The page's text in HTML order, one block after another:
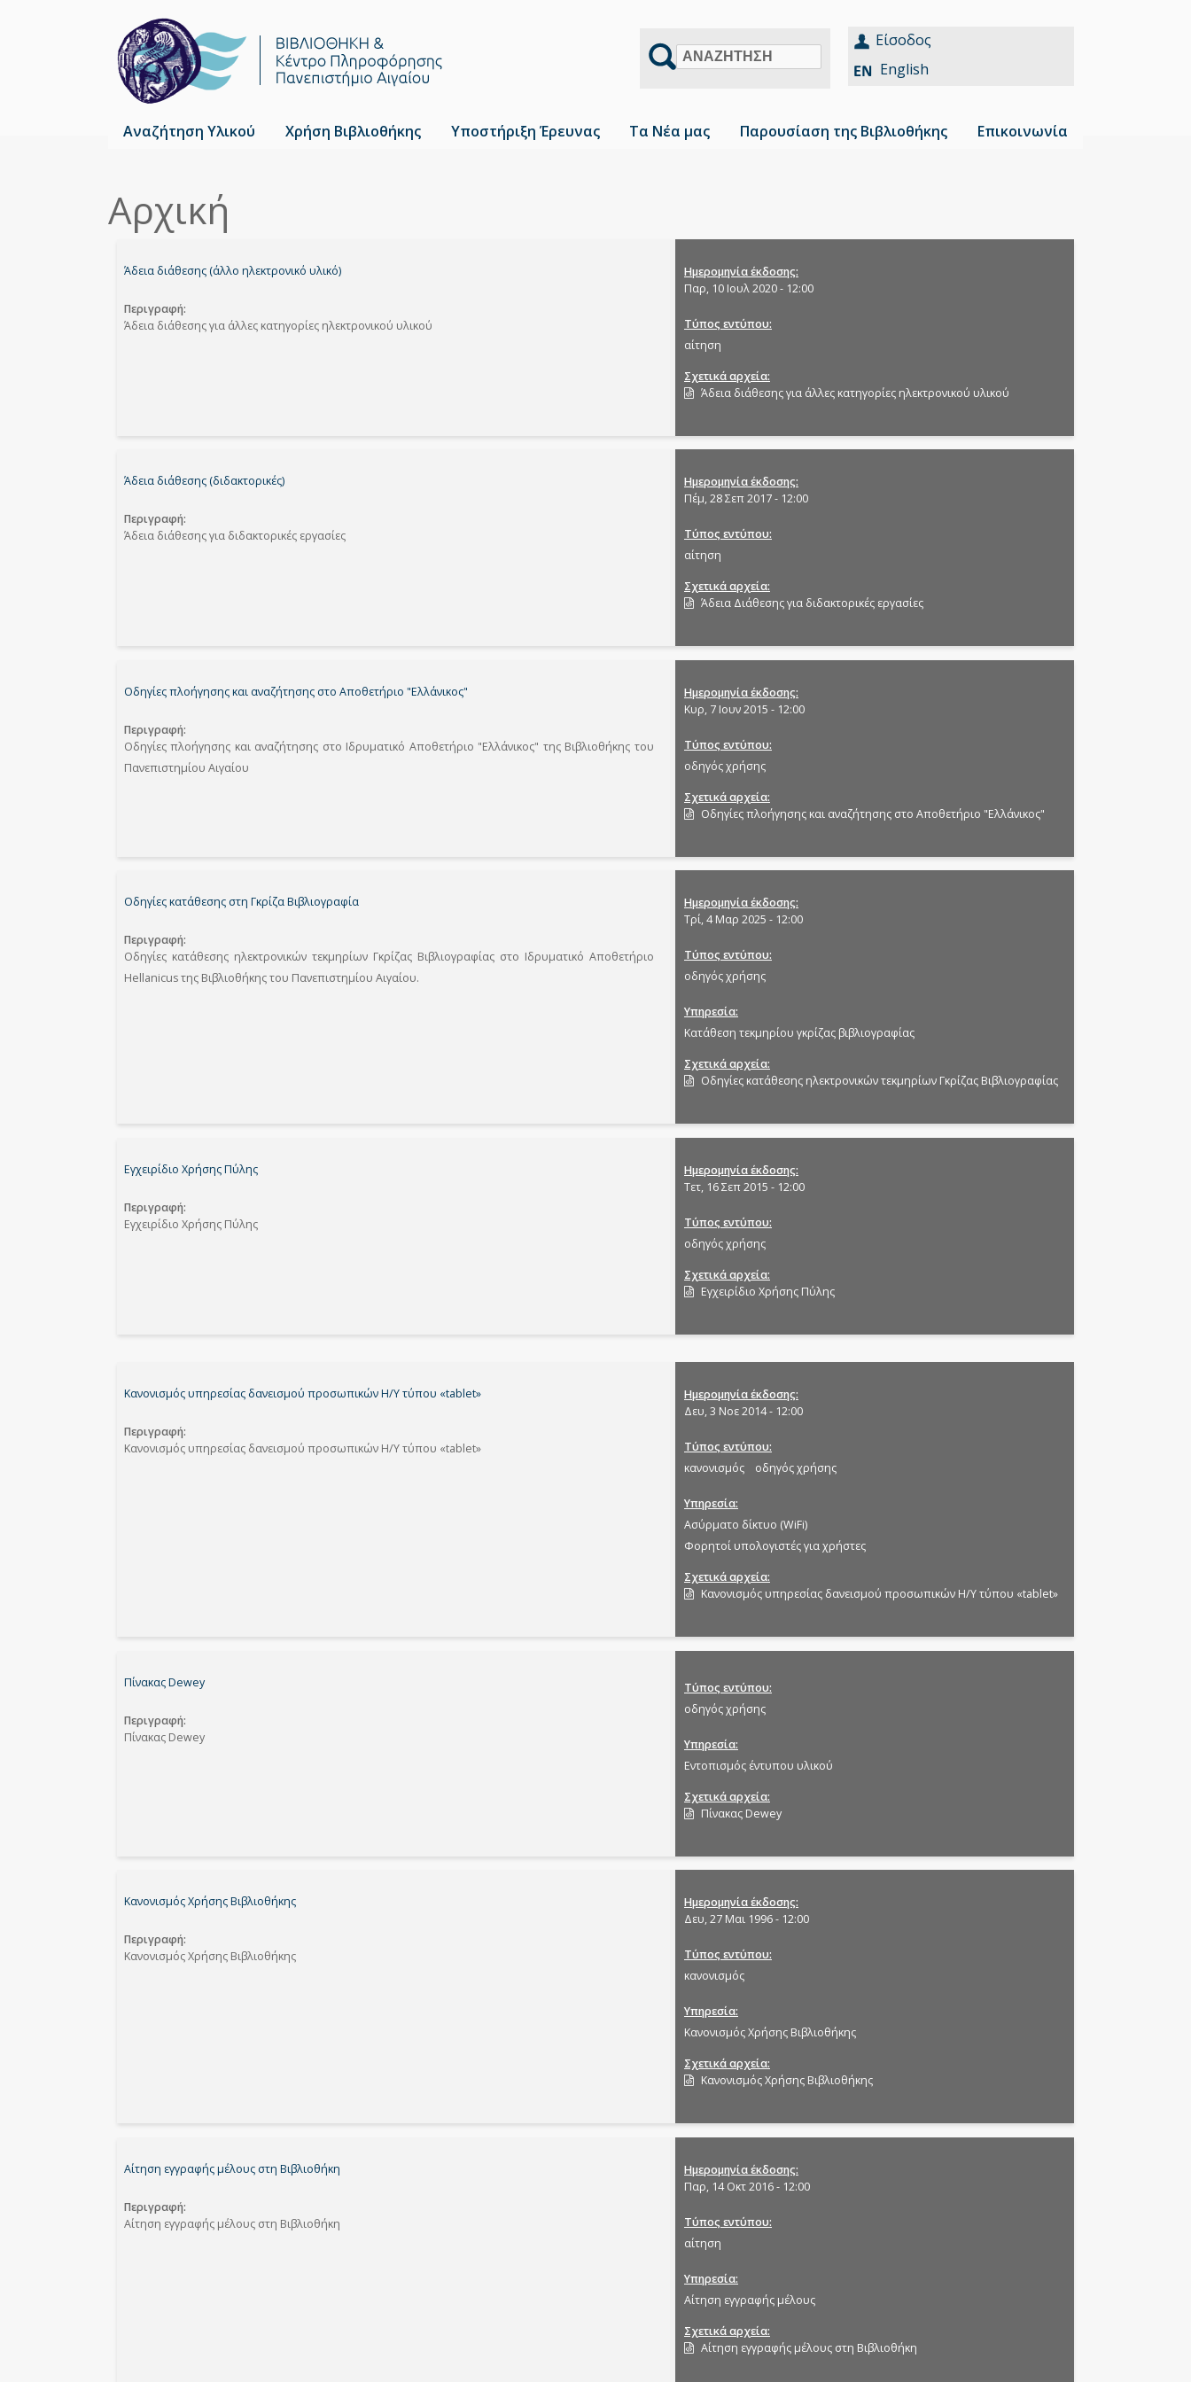
Αναζήτηση
Είσοδος
English
Αναζήτηση Υλικού Χρήση Βιβλιοθήκης Υποστήριξη Έρευνας Τα Νέα μας Παρουσίαση της Βιβλιοθήκης Επικοινωνία
Breadcrumbs
Είστε
εδώ
Αρχική
Άδεια διάθεσης (άλλο ηλεκτρονικό υλικό)
Περιγραφή
Άδεια διάθεσης για άλλες κατηγορίες ηλεκτρονικού υλικού
Ημερομηνία έκδοσης
Παρ, 10 Ιουλ 2020 - 12:00
Τύπος εντύπου
αίτηση
Σχετικά αρχεία
Άδεια διάθεσης για άλλες κατηγορίες ηλεκτρονικού υλικού
Άδεια διάθεσης (διδακτορικές)
Περιγραφή
Άδεια διάθεσης για διδακτορικές εργασίες
Ημερομηνία έκδοσης
Πέμ, 28 Σεπ 2017 - 12:00
Τύπος εντύπου
αίτηση
Σχετικά αρχεία
Άδεια Διάθεσης για διδακτορικές εργασίες
Οδηγίες πλοήγησης και αναζήτησης στο Αποθετήριο "Ελλάνικος"
Περιγραφή
Οδηγίες πλοήγησης και αναζήτησης στο Ιδρυματικό Αποθετήριο "Ελλάνικος" της Βιβλιοθήκης του
Πανεπιστημίου Αιγαίου
Ημερομηνία έκδοσης
Κυρ, 7 Ιουν 2015 - 12:00
Τύπος εντύπου
οδηγός χρήσης
Σχετικά αρχεία
Οδηγίες πλοήγησης και αναζήτησης στο Αποθετήριο "Ελλάνικος"
Οδηγίες κατάθεσης στη Γκρίζα Βιβλιογραφία
Περιγραφή
Οδηγίες κατάθεσης ηλεκτρονικών τεκμηρίων Γκρίζας Βιβλιογραφίας στο Ιδρυματικό Αποθετήριο
Hellanicus της Βιβλιοθήκης του Πανεπιστημίου Αιγαίου.
Ημερομηνία έκδοσης
Τρί, 4 Μαρ 2025 - 12:00
Τύπος εντύπου
οδηγός χρήσης
Υπηρεσία
Κατάθεση τεκμηρίου γκρίζας βιβλιογραφίας
Σχετικά αρχεία
Οδηγίες κατάθεσης ηλεκτρονικών τεκμηρίων Γκρίζας Βιβλιογραφίας
Εγχειρίδιο Χρήσης Πύλης
Περιγραφή
Εγχειρίδιο Χρήσης Πύλης
Ημερομηνία έκδοσης
Τετ, 16 Σεπ 2015 - 12:00
Τύπος εντύπου
οδηγός χρήσης
Σχετικά αρχεία
Εγχειρίδιο Χρήσης Πύλης
Κανονισμός υπηρεσίας δανεισμού προσωπικών Η/Υ τύπου «tablet»
Περιγραφή
Κανονισμός υπηρεσίας δανεισμού προσωπικών Η/Υ τύπου «tablet»
Ημερομηνία έκδοσης
Δευ, 3 Νοε 2014 - 12:00
Τύπος εντύπου
κανονισμός
οδηγός χρήσης
Υπηρεσία
Aσύρματο δίκτυο (WiFi)
Φορητοί υπολογιστές για χρήστες
Σχετικά αρχεία
Κανονισμός υπηρεσίας δανεισμού προσωπικών Η/Υ τύπου «tablet»
Πίνακας Dewey
Περιγραφή
Πίνακας Dewey
Τύπος εντύπου
οδηγός χρήσης
Υπηρεσία
Εντοπισμός έντυπου υλικού
Σχετικά αρχεία
Πίνακας Dewey
Κανονισμός Χρήσης Βιβλιοθήκης
Περιγραφή
Κανονισμός Χρήσης Βιβλιοθήκης
Ημερομηνία έκδοσης
Δευ, 27 Μαι 1996 - 12:00
Τύπος εντύπου
κανονισμός
Υπηρεσία
Κανονισμός Χρήσης Βιβλιοθήκης
Σχετικά αρχεία
Κανονισμός Χρήσης Βιβλιοθήκης
Αίτηση εγγραφής μέλους στη Βιβλιοθήκη
Περιγραφή
Αίτηση εγγραφής μέλους στη Βιβλιοθήκη
Ημερομηνία έκδοσης
Παρ, 14 Οκτ 2016 - 12:00
Τύπος εντύπου
αίτηση
Υπηρεσία
Αίτηση εγγραφής μέλους
Σχετικά αρχεία
Αίτηση εγγραφής μέλους στη Βιβλιοθήκη